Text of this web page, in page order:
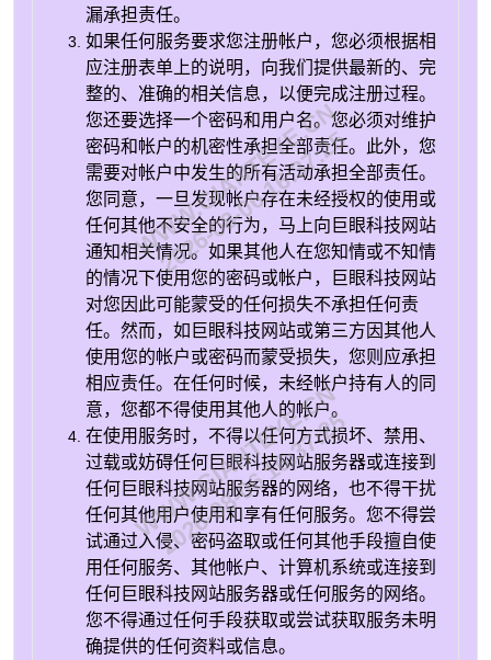
漏承担责任。
如果任何服务要求您注册帐户，您必须根据相
应注册表单上的说明，向我们提供最新的、完
整的、准确的相关信息，以便完成注册过程。
您还要选择一个密码和用户名。您必须对维护
密码和帐户的机密性承担全部责任。此外，您
需要对帐户中发生的所有活动承担全部责任。
您同意，一旦发现帐户存在未经授权的使用或
任何其他不安全的行为，马上向巨眼科技网站
通知相关情况。如果其他人在您知情或不知情
的情况下使用您的密码或帐户，巨眼科技网站
对您因此可能蒙受的任何损失不承担任何责
任。然而，如巨眼科技网站或第三方因其他人
使用您的帐户或密码而蒙受损失，您则应承担
相应责任。在任何时候，未经帐户持有人的同
意，您都不得使用其他人的帐户。
在使用服务时，不得以任何方式损坏、禁用、
过载或妨碍任何巨眼科技网站服务器或连接到
任何巨眼科技网站服务器的网络，也不得干扰
任何其他用户使用和享有任何服务。您不得尝
试通过入侵、密码盗取或任何其他手段擅自使
用任何服务、其他帐户、计算机系统或连接到
任何巨眼科技网站服务器或任何服务的网络。
您不得通过任何手段获取或尝试获取服务未明
确提供的任何资料或信息。
WWW.GIANTEYE.CN
2026-08-06 16:37:25
WWW.GIANTEYE.CN
2026-08-06 16:37:25